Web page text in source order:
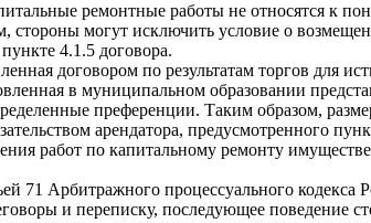
ремонтные работы не относятся к
стороны могут исключить условие о
4.1.5 договора.
договором по результатам торгов для
в муниципальном образовании
преференции. Таким образом,
арендатора, предусмотренного
работ по капитальному ремонту
71 Арбитражного процессуального
и переписку, последующее поведение